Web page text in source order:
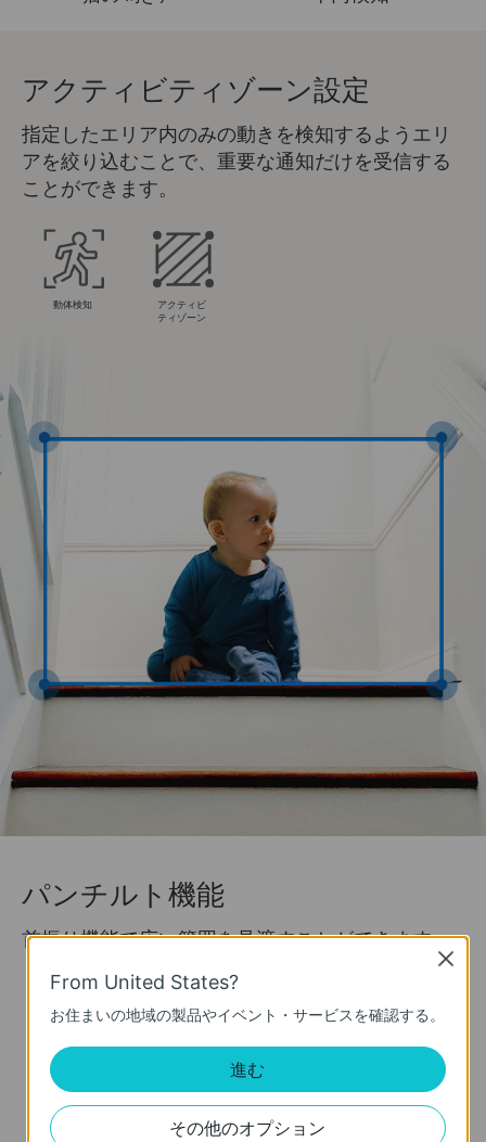
アクティビティゾーン設定
指定したエリア内のみの動きを検知するようエリ
アを絞り込むことで、重要な通知だけを受信する
ことができます。
動体検知
アクティビ
ティゾーン
パンチルト機能
首振り機能で広い範囲を見渡すことができます。
水平方向
From United States?
お住まいの地域の製品やイベント・サービスを確認する。
進む
その他のオプション
Close